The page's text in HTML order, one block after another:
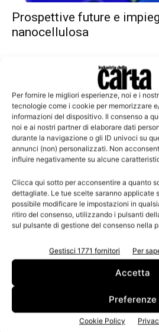
Per fornire le migliori esperienze, noi e i
tecnologie come i cookie per memorizzare
informazioni del dispositivo. Il consenso a
noi e ai nostri partner di elaborare dati
durante la navigazione o gli ID univoci su
annunci (non) personalizzati. Non
influire negativamente su alcune
Clicca qui sotto per acconsentire a quanto
dettagliate. Le tue scelte saranno applicate
possibile modificare le impostazioni in
ritiro del consenso, utilizzando i pulsanti
sul pulsante di gestione del consenso nella
Gestisci 1771 fornitori Per
Accetta
Preferenze
Cookie Policy
Prospettive future e
nanocellulosa
Leggi la rivista
n.3 - Giugno 2026 n.2 - Aprile 2026